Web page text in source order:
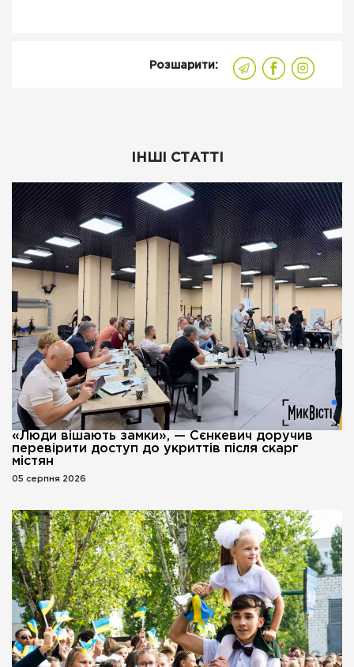
Розшарити:
ІНШІ СТАТТІ
«Люди вішають замки», — Сєнкевич доручив
перевірити доступ до укриттів після скарг
містян
05 серпня 2026